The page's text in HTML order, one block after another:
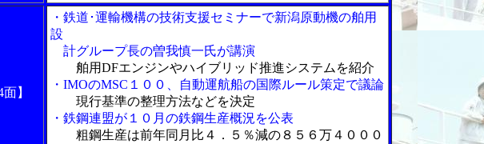
】
・鉄道･運輸機構の技術支援セミナーで新潟原動機の舶用
設
計グループ長の曽我慎一氏が講演
舶用DFエンジンやハイブリッド推進システムを紹介
・IMOのMSC１００、自動運航船の国際ルール策定で議論
現行基準の整理方法などを決定
・鉄鋼連盟が１０月の鉄鋼生産概況を公表
粗鋼生産は前年同月比４．５％減の８５６万４０００